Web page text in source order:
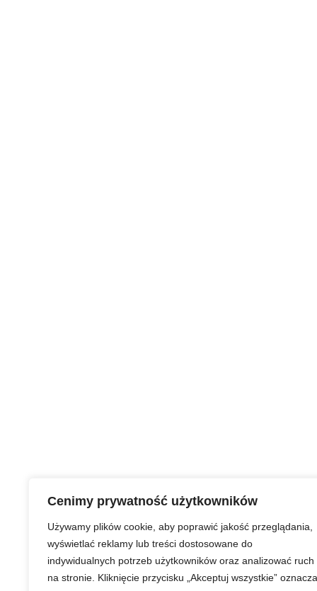
Cenimy prywatność użytkowników
Używamy plików cookie, aby poprawić jakość przeglądania,
wyświetlać reklamy lub treści dostosowane do
indywidualnych potrzeb użytkowników oraz analizować ruch
na stronie. Kliknięcie przycisku „Akceptuj wszystkie” oznacza